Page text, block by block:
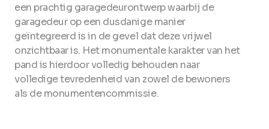
een prachtig garagedeurontwerp waarbij de
garagedeur op een dusdanige manier
geïntegreerd is in de gevel dat deze vrijwel
onzichtbaar is. Het monumentale karakter van het
pand is hierdoor volledig behouden naar
volledige tevredenheid van zowel de bewoners
als de monumentencommissie.